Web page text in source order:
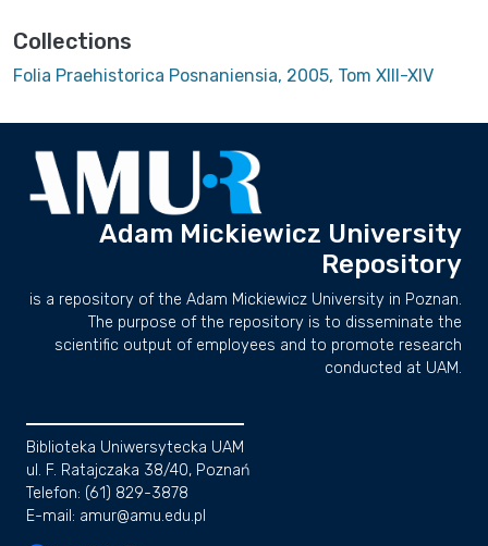
Collections
Folia Praehistorica Posnaniensia, 2005, Tom XIII-XIV
Adam Mickiewicz University
Repository
is a repository of the Adam Mickiewicz University in Poznan.
The purpose of the repository is to disseminate the
scientific output of employees and to promote research
conducted at UAM.
Biblioteka Uniwersytecka UAM
ul. F. Ratajczaka 38/40, Poznań
Telefon: (61) 829-3878
E-mail: amur@amu.edu.pl